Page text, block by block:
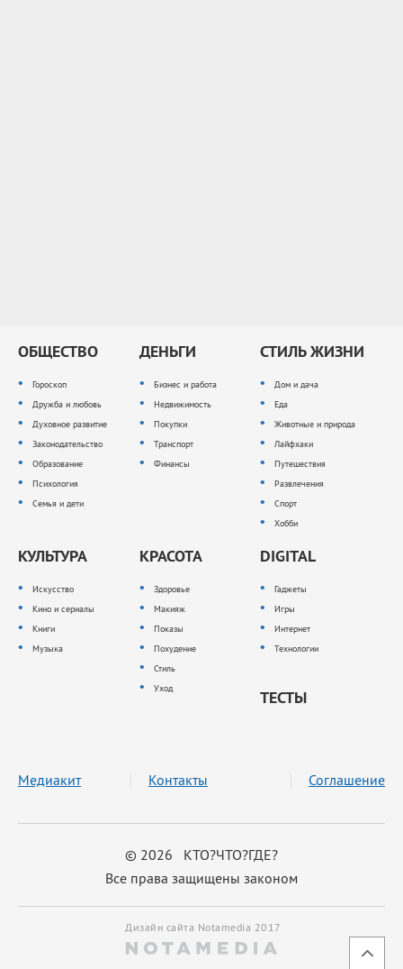
ОБЩЕСТВО
Гороскоп
Дружба и любовь
Духовное развитие
Законодательство
Образование
Психология
Семья и дети
ДЕНЬГИ
Бизнес и работа
Недвижимость
Покупки
Транспорт
Финансы
СТИЛЬ ЖИЗНИ
Дом и дача
Еда
Животные и природа
Лайфхаки
Путешествия
Развлечения
Спорт
Хобби
КУЛЬТУРА
Искусство
Кино и сериалы
Книги
Музыка
КРАСОТА
Здоровье
Макияж
Показы
Похудение
Стиль
Уход
DIGITAL
Гаджеты
Игры
Интернет
Технологии
ТЕСТЫ
© 2026 КТО?ЧТО?ГДЕ?
Все права защищены законом
Медиакит Контакты Соглашение
Дизайн сайта Notamedia 2017